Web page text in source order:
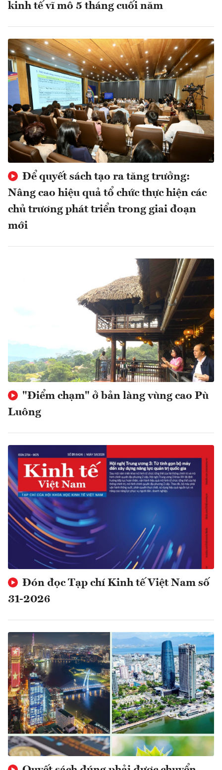
kinh tế vĩ mô 5 tháng cuối năm
Để quyết sách tạo ra tăng trưởng:
Nâng cao hiệu quả tổ chức thực hiện các
chủ trương phát triển trong giai đoạn
mới
"Điểm chạm" ở bản làng vùng cao Pù
Luông
Đón đọc Tạp chí Kinh tế Việt Nam số
31-2026